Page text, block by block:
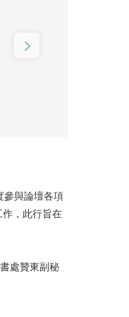
參與論壇各項
，此行旨在
處贊東副秘